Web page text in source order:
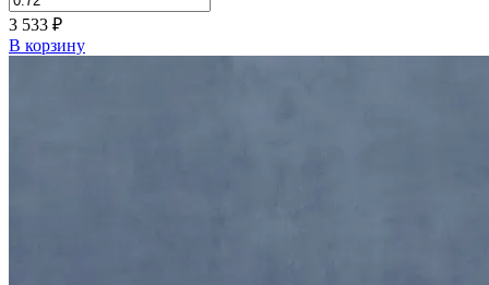
3 533 ₽
В корзину